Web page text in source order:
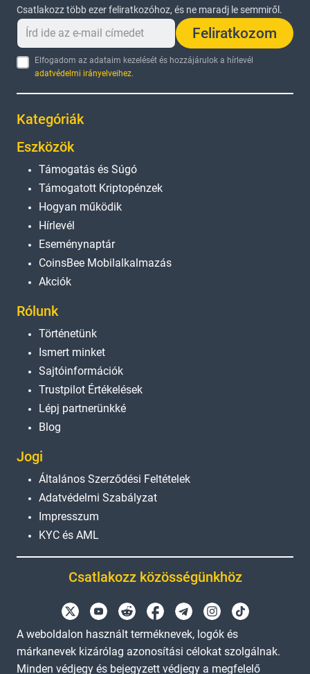
Csatlakozz több ezer feliratkozóhoz, és ne maradj le semmiről.
Feliratkozom
Elfogadom az adataim kezelését és hozzájárulok a hírlevél
adatvédelmi irányelveihez.
Kategóriák
Eszközök
Támogatás és Súgó
Támogatott Kriptopénzek
Hogyan működik
Hírlevél
Eseménynaptár
CoinsBee Mobilalkalmazás
Akciók
Rólunk
Történetünk
Ismert minket
Sajtóinformációk
Trustpilot Értékelések
Lépj partnerünkké
Blog
Jogi
Általános Szerződési Feltételek
Adatvédelmi Szabályzat
Impresszum
KYC és AML
Csatlakozz közösségünkhöz
A weboldalon használt terméknevek, logók és
márkanevek kizárólag azonosítási célokat szolgálnak.
Minden védjegy és bejegyzett védjegy a megfelelő